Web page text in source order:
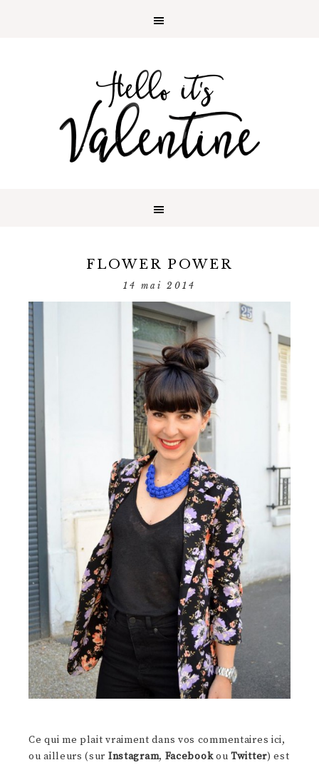
FLOWER POWER
14 mai 2014
Ce qui me plait vraiment dans vos commentaires ici,
ou ailleurs (sur Instagram, FacebookouTwitter) est